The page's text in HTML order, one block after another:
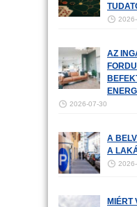
AZ
2026-07-30
A
A
MIÉRT